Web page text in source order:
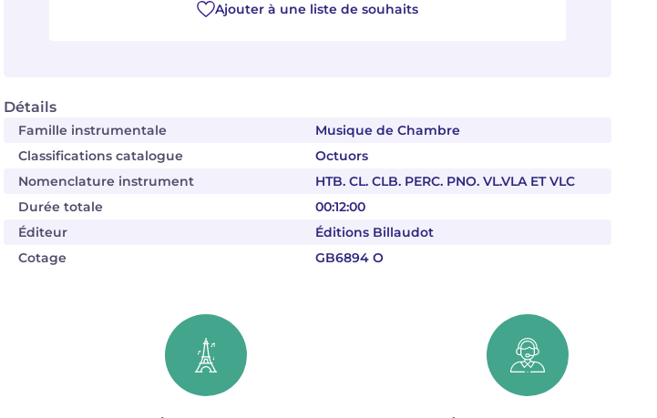
Détails
Famille instrumentale
Musique de Chambre
Classifications catalogue
Octuors
Nomenclature instrument
HTB. CL. CLB. PERC. PNO. VL.VLA ET VLC
Durée totale
00:12:00
Éditeur
Éditions Billaudot
Cotage
GB6894 O
Ajouter à une liste de souhaits